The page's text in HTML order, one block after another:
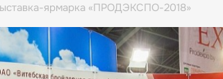
ярмарка «ПРОДЭКСПО-2018»